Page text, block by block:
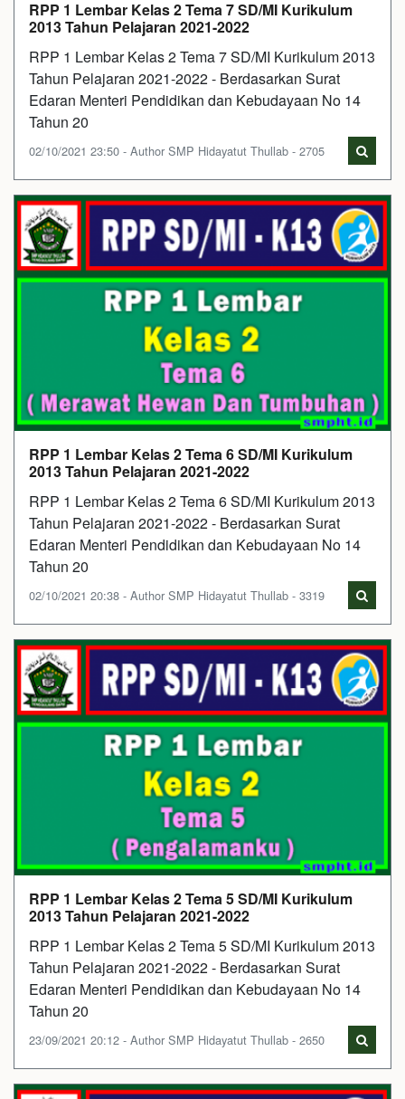
RPP 1 Lembar Kelas 2 Tema 7 SD/MI Kurikulum
2013 Tahun Pelajaran 2021-2022
RPP 1 Lembar Kelas 2 Tema 7 SD/MI Kurikulum 2013
Tahun Pelajaran 2021-2022 - Berdasarkan Surat
Edaran Menteri Pendidikan dan Kebudayaan No 14
Tahun 20
02/10/2021 23:50 - Author SMP Hidayatut Thullab - 2705
RPP 1 Lembar Kelas 2 Tema 6 SD/MI Kurikulum
2013 Tahun Pelajaran 2021-2022
RPP 1 Lembar Kelas 2 Tema 6 SD/MI Kurikulum 2013
Tahun Pelajaran 2021-2022 - Berdasarkan Surat
Edaran Menteri Pendidikan dan Kebudayaan No 14
Tahun 20
02/10/2021 20:38 - Author SMP Hidayatut Thullab - 3319
RPP 1 Lembar Kelas 2 Tema 5 SD/MI Kurikulum
2013 Tahun Pelajaran 2021-2022
RPP 1 Lembar Kelas 2 Tema 5 SD/MI Kurikulum 2013
Tahun Pelajaran 2021-2022 - Berdasarkan Surat
Edaran Menteri Pendidikan dan Kebudayaan No 14
Tahun 20
23/09/2021 20:12 - Author SMP Hidayatut Thullab - 2650